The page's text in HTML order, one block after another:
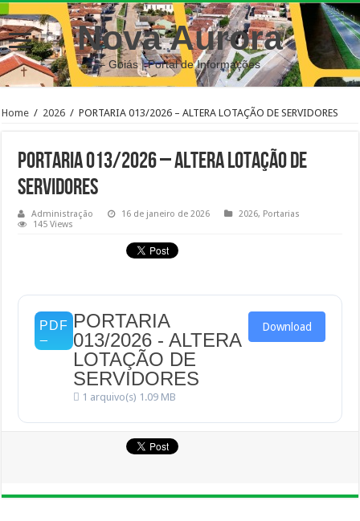
Nova Aurora
– Goiás | Portal de Informações
Home / 2026 / PORTARIA 013/2026 – ALTERA LOTAÇÃO DE SERVIDORES
PORTARIA 013/2026 – ALTERA LOTAÇÃO DE
SERVIDORES
Administração 16 de janeiro de 2026 2026, Portarias
145 Views
PORTARIA
013/2026 - ALTERA
LOTAÇÃO DE
SERVIDORES
1 arquivo(s) 1.09 MB
Download